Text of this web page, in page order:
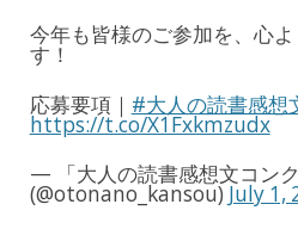
今年も皆様のご参加を、心
す！
応募要項｜ #大人の読書感想
https://t.co/X1Fxkmzudx
— 「大人の読書感想文コン
(@otonano_kansou) July 1,